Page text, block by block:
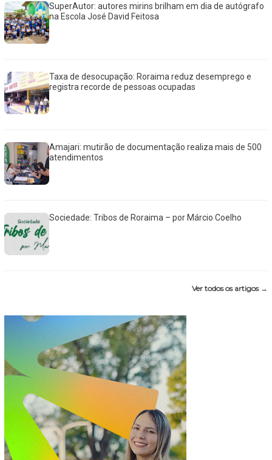
SuperAutor: autores mirins brilham em dia de autógrafo
na Escola José David Feitosa
Taxa de desocupação: Roraima reduz desemprego e
registra recorde de pessoas ocupadas
Amajari: mutirão de documentação realiza mais de 500
atendimentos
Sociedade: Tribos de Roraima – por Márcio Coelho
Ver todos os artigos →